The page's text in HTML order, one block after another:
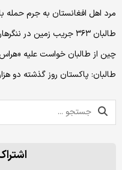
مرد اهل افغانستان به جرم
طالبان ۳۶۳ جریب زمین در ننگرهار را دولتی اعلام کرد
چین از طالبان خواست علیه
طالبان: پاکستان روز گذشته دو